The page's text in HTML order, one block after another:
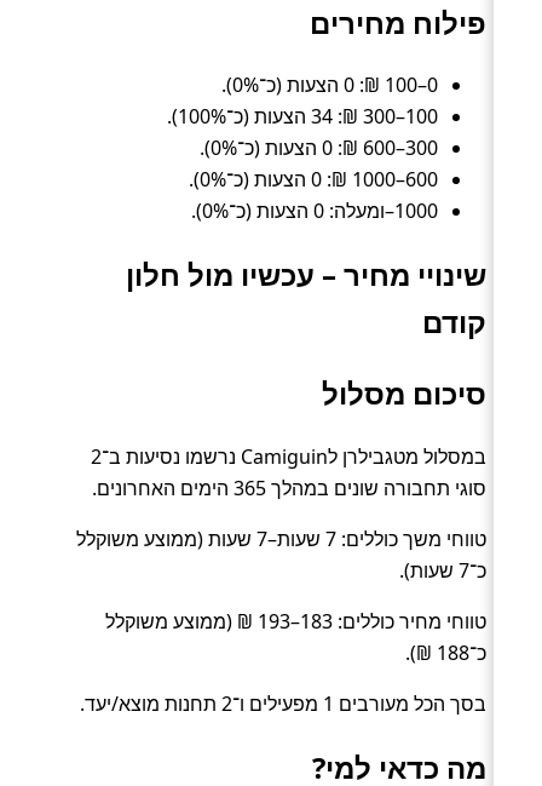
פילוח מחירים
0–100 ₪: 0 הצעות (כ־0%).
100–300 ₪: 34 הצעות (כ־100%).
300–600 ₪: 0 הצעות (כ־0%).
600–1000 ₪: 0 הצעות (כ־0%).
1000–ומעלה: 0 הצעות (כ־0%).
שינויי מחיר – עכשיו מול חלון
קודם
סיכום מסלול
במסלול מטגבילרן לCamiguin נרשמו נסיעות ב־2
סוגי תחבורה שונים במהלך 365 הימים האחרונים.
טווחי משך כוללים: 7 שעות–7 שעות (ממוצע משוקלל
כ־7 שעות).
טווחי מחיר כוללים: 183–193 ₪ (ממוצע משוקלל
כ־188 ₪).
בסך הכל מעורבים 1 מפעילים ו־2 תחנות מוצא/יעד.
מה כדאי למי?